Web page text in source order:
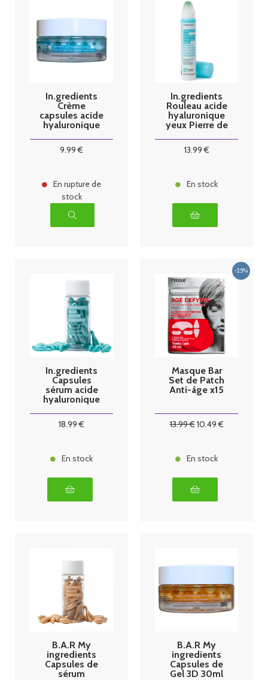
In.gredients
Crème
capsules acide
hyaluronique
9.99 €
En rupture de
stock
In.gredients
Rouleau acide
hyaluronique
yeux Pierre de
13.99€
En stock
In.gredients
Capsules
sérum acide
hyaluronique
18.99 €
En stock
Masque Bar
Set de Patch
Anti-âge x15
13.99€10.49€
En stock
B.A.R My
ingredients
Capsules de
sérum
B.A.R My
ingredients
Capsules de
Gel 3D 30ml